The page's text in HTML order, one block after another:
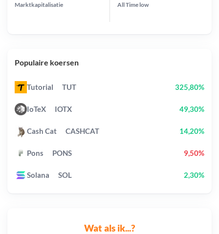
Wat als ik...?
Marktkapitalisatie All Time low
Populaire koersen
Tutorial TUT 325,80%
IoTeX IOTX 49,30%
Cash Cat CASHCAT 14,20%
Pons PONS 9,50%
Solana SOL 2,30%